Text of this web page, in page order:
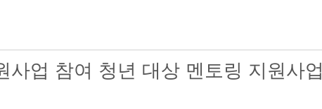
업 참여 청년 대상 멘토링 지원사업